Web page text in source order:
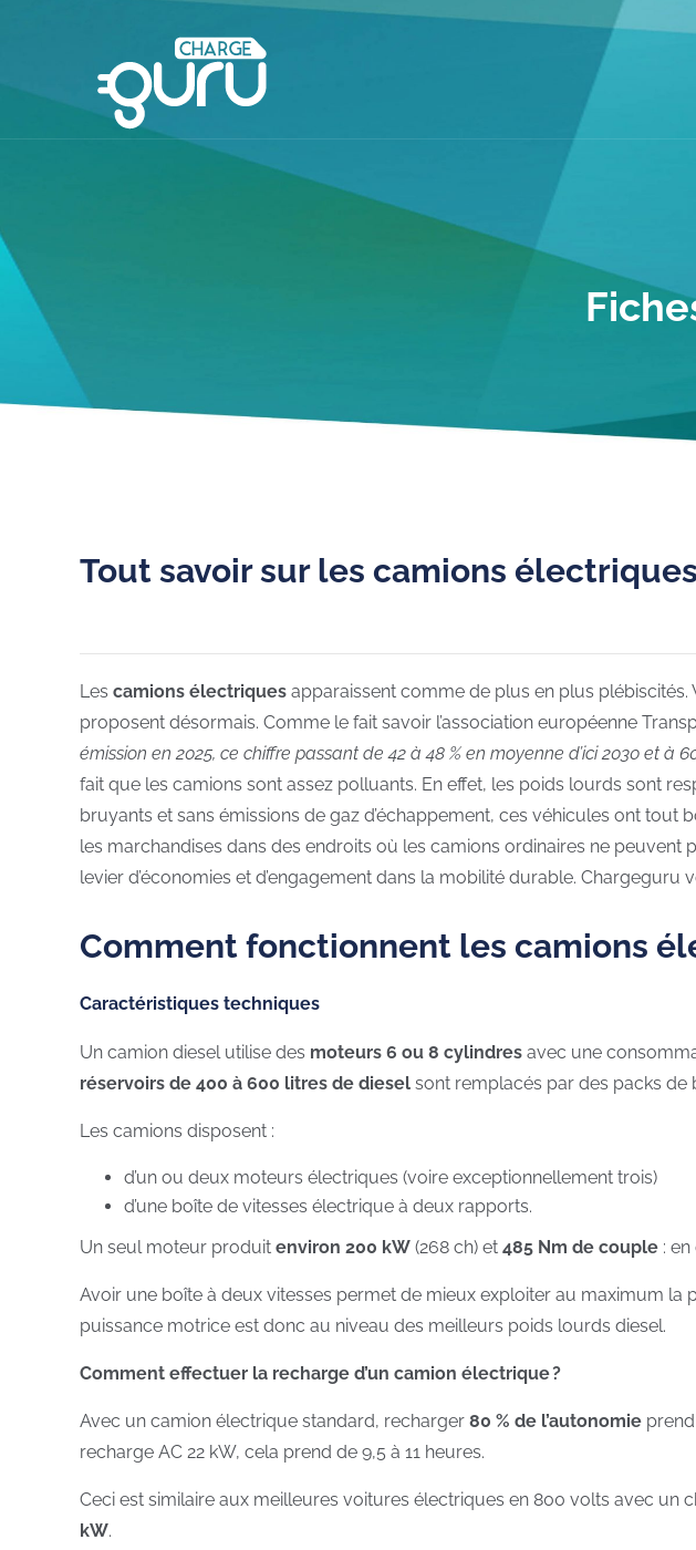
Tout savoir sur les camions
Les camions électriques apparaissent comme de plus en plus
proposent désormais. Comme le fait savoir l’association européenne
émission en 2025, ce chiffre passant de 42 à 48 % en moyenne d’ici 2030 et à
fait que les camions sont assez polluants. En effet, les poids lourds sont
bruyants et sans émissions de gaz d’échappement, ces véhicules ont tout
les marchandises dans des endroits où les camions ordinaires ne peuvent
levier d’économies et d’engagement dans la mobilité durable. Chargeguru
Comment fonctionnent les camions
Caractéristiques techniques
Un camion diesel utilise des moteurs 6 ou 8 cylindres avec une
réservoirs de 400 à 600 litres de diesel sont remplacés par des packs de
Les camions disposent :
d’un ou deux moteurs électriques (voire exceptionnellement trois)
d’une boîte de vitesses électrique à deux rapports.
Un seul moteur produit environ 200 kW (268 ch) et 485 Nm de couple :
Avoir une boîte à deux vitesses permet de mieux exploiter au maximum
puissance motrice est donc au niveau des meilleurs poids lourds diesel.
Comment effectuer la recharge d’un camion électrique ?
Avec un camion électrique standard, recharger 80 % de l’autonomie prend
recharge AC 22 kW, cela prend de 9,5 à 11 heures.
Ceci est similaire aux meilleures voitures électriques en 800 volts avec un
kW.